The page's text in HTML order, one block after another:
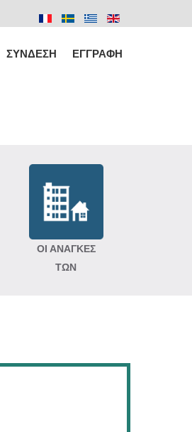
ΣΥΝΔΕΣΗ ΕΓΓΡΑΦΗ
ΟΙ ΑΝΑΓΚΕΣ
ΤΩΝ